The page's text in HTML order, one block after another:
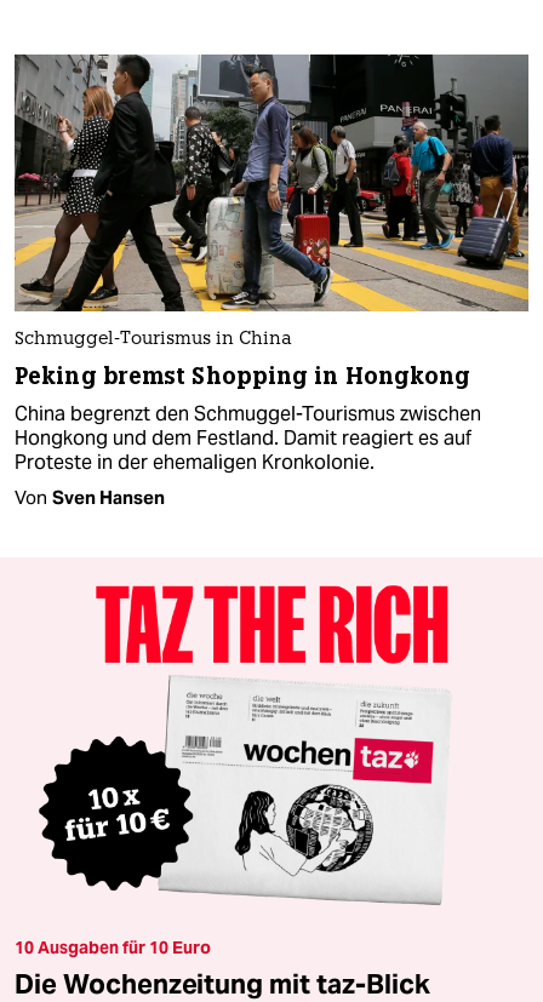
Schmuggel-Tourismus in China
Peking bremst Shopping in Hongkong
China begrenzt den Schmuggel-Tourismus zwischen
Hongkong und dem Festland. Damit reagiert es auf
Proteste in der ehemaligen Kronkolonie.
Von Sven Hansen
10 Ausgaben für 10 Euro
Die Wochenzeitung mit taz-Blick